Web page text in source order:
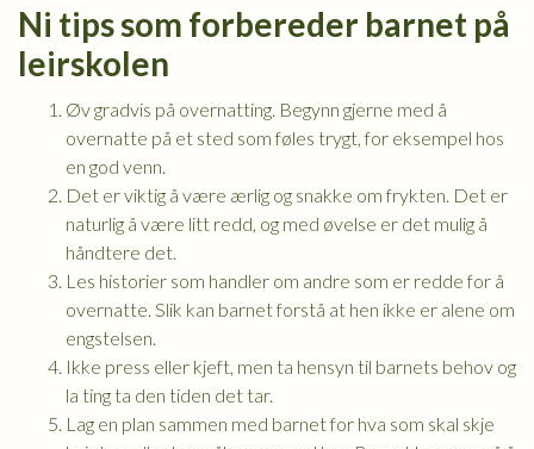
Ni tips som forbereder barnet på
leirskolen
Øv gradvis på overnatting. Begynn gjerne med å
overnatte på et sted som føles trygt, for eksempel hos
en god venn.
Det er viktig å være ærlig og snakke om frykten. Det er
naturlig å være litt redd, og med øvelse er det mulig å
håndtere det.
Les historier som handler om andre som er redde for å
overnatte. Slik kan barnet forstå at hen ikke er alene om
engstelsen.
Ikke press eller kjeft, men ta hensyn til barnets behov og
la ting ta den tiden det tar.
Lag en plan sammen med barnet for hva som skal skje